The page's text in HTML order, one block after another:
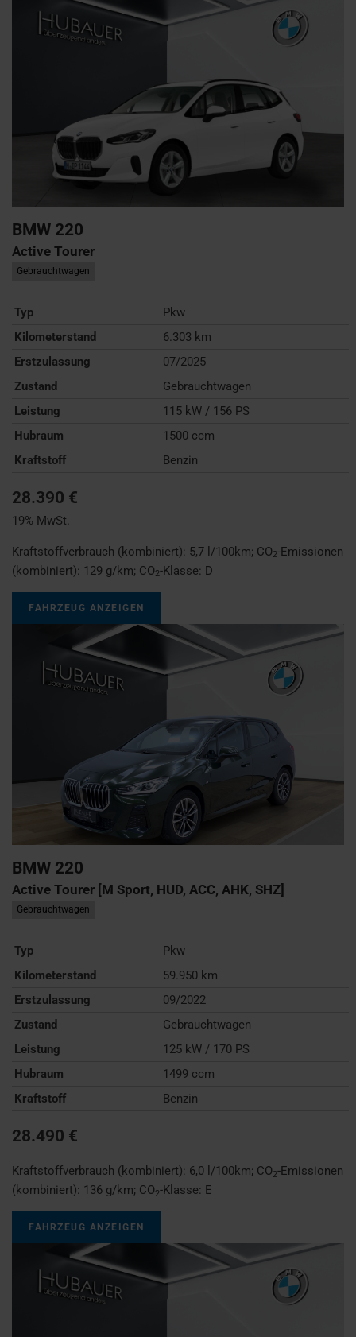
BMW 220
Active Tourer
Gebrauchtwagen
Typ
Pkw
Kilometerstand
6.303 km
Erstzulassung
07/2025
Zustand
Gebrauchtwagen
Leistung
115 kW / 156 PS
Hubraum
1500 ccm
Kraftstoff
Benzin
28.390 €
19% MwSt.
Kraftstoffverbrauch (kombiniert): 5,7 l/100km; CO2-Emissionen
(kombiniert): 129 g/km; CO2-Klasse: D
FAHRZEUG ANZEIGEN
BMW 220
Active Tourer [M Sport, HUD, ACC, AHK, SHZ]
Gebrauchtwagen
Typ
Pkw
Kilometerstand
59.950 km
Erstzulassung
09/2022
Zustand
Gebrauchtwagen
Leistung
125 kW / 170 PS
Hubraum
1499 ccm
Kraftstoff
Benzin
28.490 €
Kraftstoffverbrauch (kombiniert): 6,0 l/100km; CO2-Emissionen
(kombiniert): 136 g/km; CO2-Klasse: E
FAHRZEUG ANZEIGEN